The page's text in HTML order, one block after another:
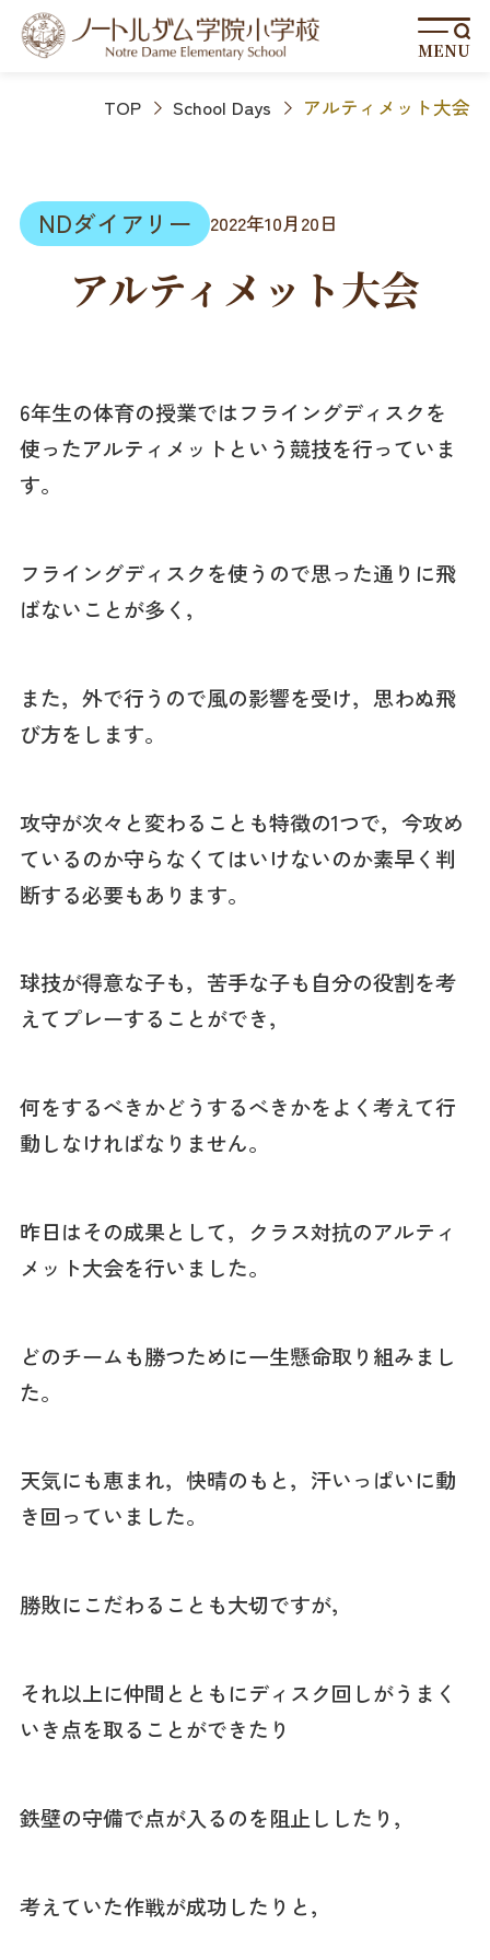
MENU
TOP School Days アルティメット大会
NDダイアリー 2022年10月20日
アルティメット大会
6年生の体育の授業ではフライングディスクを
使ったアルティメットという競技を行っていま
す。
フライングディスクを使うので思った通りに飛
ばないことが多く，
また，外で行うので風の影響を受け，思わぬ飛
び方をします。
攻守が次々と変わることも特徴の1つで，今攻め
ているのか守らなくてはいけないのか素早く判
断する必要もあります。
球技が得意な子も，苦手な子も自分の役割を考
えてプレーすることができ，
何をするべきかどうするべきかをよく考えて行
動しなければなりません。
昨日はその成果として，クラス対抗のアルティ
メット大会を行いました。
どのチームも勝つために一生懸命取り組みまし
た。
天気にも恵まれ，快晴のもと，汗いっぱいに動
き回っていました。
勝敗にこだわることも大切ですが，
それ以上に仲間とともにディスク回しがうまく
いき点を取ることができたり
鉄壁の守備で点が入るのを阻止ししたり，
考えていた作戦が成功したりと，